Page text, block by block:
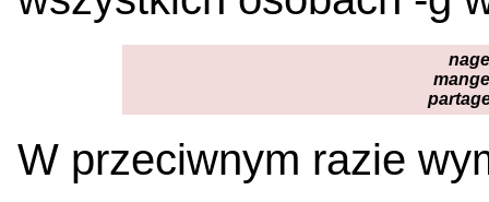
W przeciwnym razie